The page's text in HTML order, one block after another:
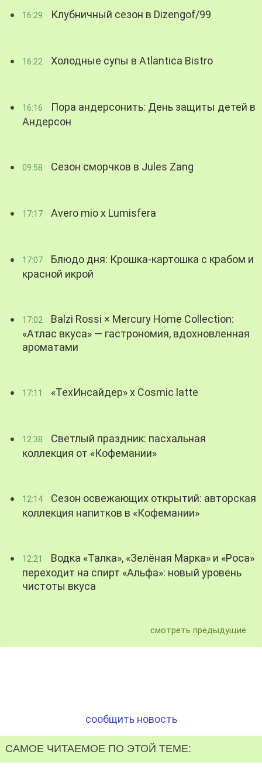
16:29 Клубничный сезон в Dizengof/99
16:22 Холодные супы в Atlantica Bistro
16:16
Пора андерсонить: День защиты детей в
Андерсон
09:58 Сезон сморчков в Jules Zang
17:17 Avero mio x Lumisfera
17:07
Блюдо дня: Крошка-картошка с крабом и
красной икрой
17:02
Balzi Rossi × Mercury Home Collection:
«Атлас вкуса» — гастрономия, вдохновленная
ароматами
17:11 «ТехИнсайдер» х Cosmic latte
12:38
Светлый праздник: пасхальная
коллекция от «Кофемании»
12:14
Сезон освежающих открытий: авторская
коллекция напитков в «Кофемании»
12:21
Водка «Талка», «Зелёная Марка» и «Роса»
переходит на спирт «Альфа»: новый уровень
чистоты вкуса
смотреть предыдущие
сообщить новость
САМОЕ ЧИТАЕМОЕ ПО ЭТОЙ ТЕМЕ: